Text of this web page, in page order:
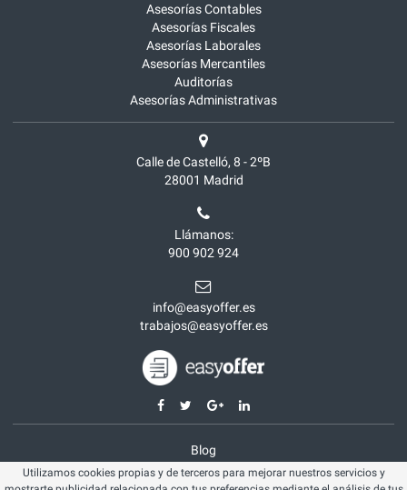
Asesorías Contables
Asesorías Fiscales
Asesorías Laborales
Asesorías Mercantiles
Auditorías
Asesorías Administrativas
Calle de Castelló, 8 - 2ºB
28001 Madrid
Llámanos:
900 902 924
info@easyoffer.es
trabajos@easyoffer.es
Blog
Opiniones
Utilizamos cookies propias y de terceros para mejorar nuestros servicios y